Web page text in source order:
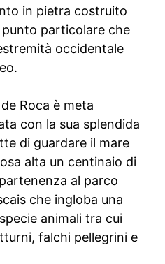
in pietra costruito
particolare che
occidentale
Roca è meta
con la sua splendida
di guardare il mare
alta un centinaio di
al parco
che ingloba una
animali tra cui
falchi pellegrini e